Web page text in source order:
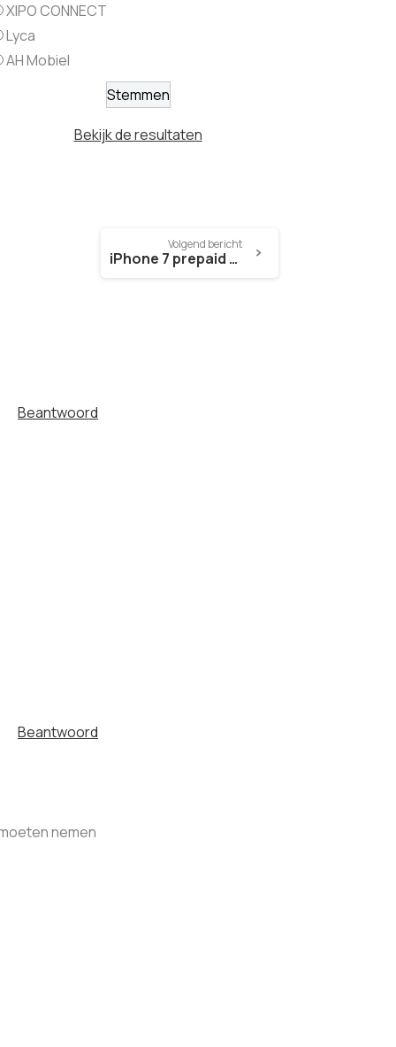
XIPO CONNECT
Lyca
AH Mobiel
Bekijk de resultaten
Volgend bericht
iPhone 7 prepaid (& iPhone 7 Plus)
Beantwoord
Beantwoord
nemen